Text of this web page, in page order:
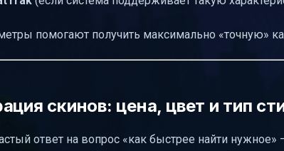
помогают получить максимально «точную»
скинов: цена, цвет и тип
ответ на вопрос «как быстрее найти